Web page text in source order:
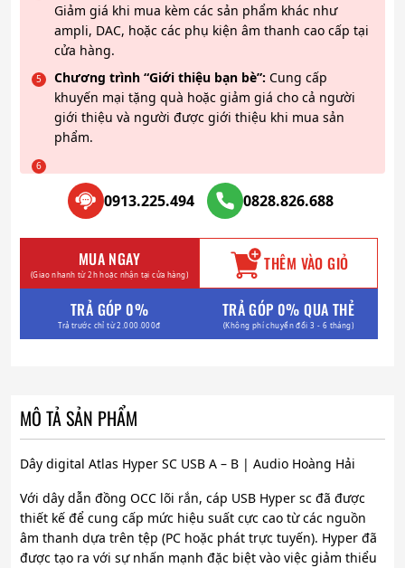
Giảm giá khi mua kèm các sản phẩm khác như
ampli, DAC, hoặc các phụ kiện âm thanh cao cấp tại
cửa hàng.
Chương trình “Giới thiệu bạn bè”: Cung cấp
khuyến mại tặng quà hoặc giảm giá cho cả người
giới thiệu và người được giới thiệu khi mua sản
phẩm.
0913.225.494 0828.826.688
MUA NGAY
(Giao nhanh từ 2h hoặc nhận tại cửa hàng) THÊM VÀO GIỎ
TRẢ GÓP 0%
Trả trước chỉ từ 2.000.000đ
TRẢ GÓP 0% QUA THẺ
(Không phí chuyển đổi 3 - 6 tháng)
MÔ TẢ SẢN PHẨM
Dây digital Atlas Hyper SC USB A – B | Audio Hoàng Hải
Với dây dẫn đồng OCC lõi rắn, cáp USB Hyper sc đã được
thiết kế để cung cấp mức hiệu suất cực cao từ các nguồn
âm thanh dựa trên tệp (PC hoặc phát trực tuyến). Hyper đã
được tạo ra với sự nhấn mạnh đặc biệt vào việc giảm thiểu